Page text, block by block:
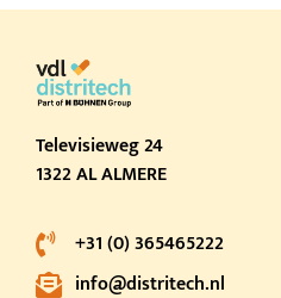
Televisieweg 24
1322 AL ALMERE
+31 (0) 365465222
info@distritech.nl